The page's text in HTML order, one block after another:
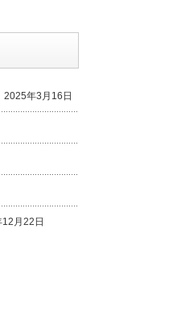
2025年3月16日
月22日